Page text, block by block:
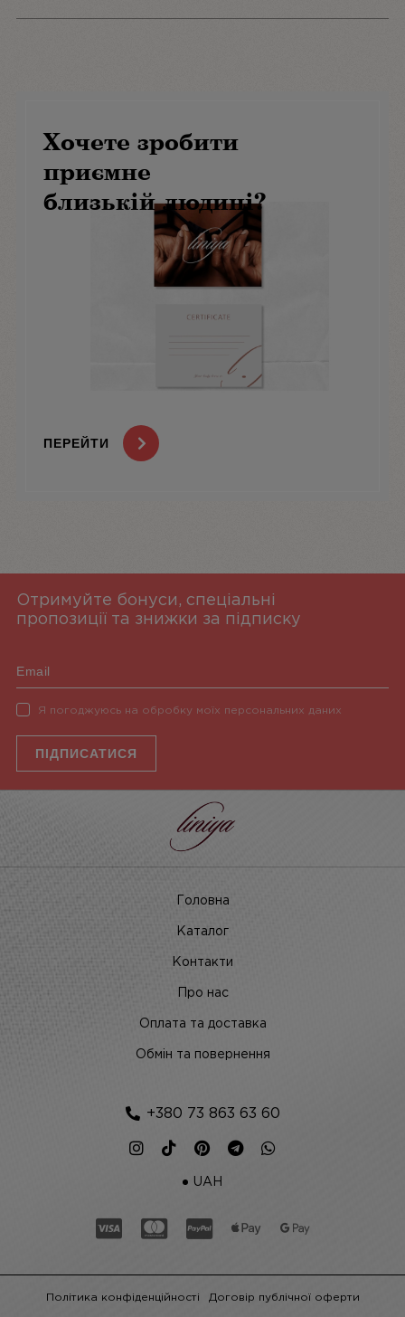
Хочете зробити
приємне
близькій людині?
ПЕРЕЙТИ
Отримуйте бонуси, спеціальні
пропозиції та знижки за підписку
Я погоджуюсь на обробку моїх персональних даних
ПІДПИСАТИСЯ
Головна
Каталог
Контакти
Про нас
Оплата та доставка
Обмін та повернення
+380 73 863 63 60
UAH
Політика конфіденційності Договір публічної оферти